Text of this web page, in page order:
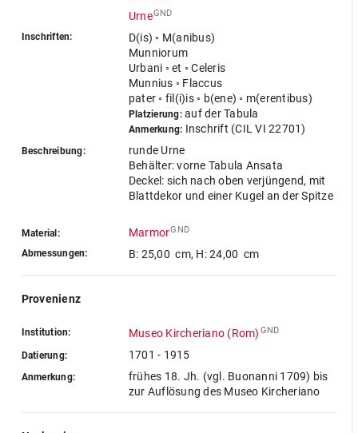
UrneGND
Inschriften:
D(is) ◦ M(anibus)
Munniorum
Urbani ◦ et ◦ Celeris
Munnius ◦ Flaccus
pater ◦ fil(i)is ◦ b(ene) ◦ m(erentibus)
Platzierung:auf der Tabula
Anmerkung: Inschrift (CIL VI 22701)
Beschreibung:
runde Urne
Behälter: vorne Tabula Ansata
Deckel: sich nach oben verjüngend, mit
Blattdekor und einer Kugel an der Spitze
Material: MarmorGND
Abmessungen: B: 25,00 cm, H: 24,00 cm
Provenienz
Institution: Museo Kircheriano (Rom) GND
Datierung: 1701 - 1915
Anmerkung:
frühes 18. Jh. (vgl. Buonanni 1709) bis
zur Auflösung des Museo Kircheriano